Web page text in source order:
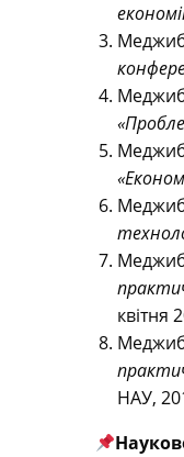
«
«
квітня
НАУ,